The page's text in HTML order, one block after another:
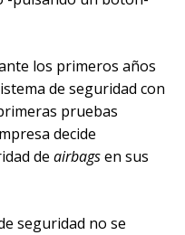
los primeros años
de seguridad con
pruebas
decide
de airbagsen sus
seguridad no se